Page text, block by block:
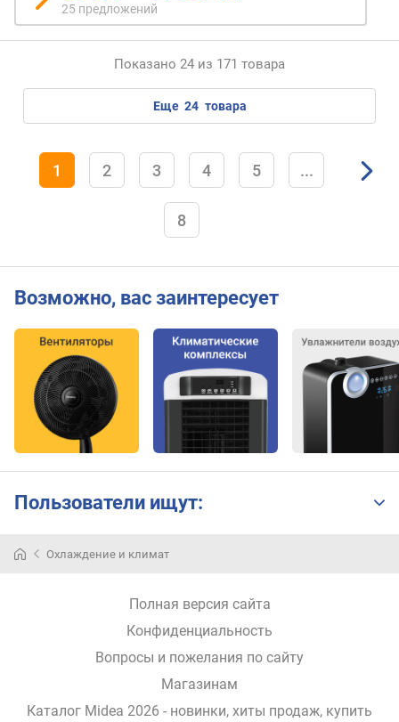
и
н
р
в
е
н
ь
ш
у
в
ш
)
25 предложений
Показано 24 из 171 товара
еще 24 товара
1 2 3 4 5 ...
8
Возможно, вас заинтересует
Пользователи ищут:
Midea
Dong
Охлаждение и климат
Полная версия сайта
Конфиденциальность
Вопросы и пожелания по сайту
Магазинам
Каталог Midea 2026 - новинки, хиты продаж, купить